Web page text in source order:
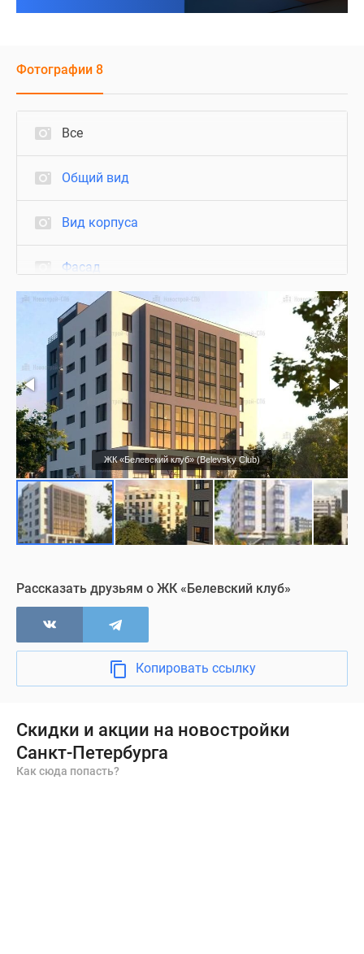
Фотографии 8
ЖК «Белевский клуб» (Belevsky Club)
Все
Общий вид
Вид корпуса
Фасад
Благоустройство
Визуализация
Рассказать друзьям о ЖК «Белевский клуб»
Копировать ссылку
Скидки и акции на новостройки
Санкт-Петербурга
Как сюда попасть?